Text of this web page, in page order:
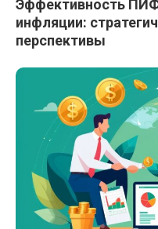
Эффективность
инфляции:
перспективы